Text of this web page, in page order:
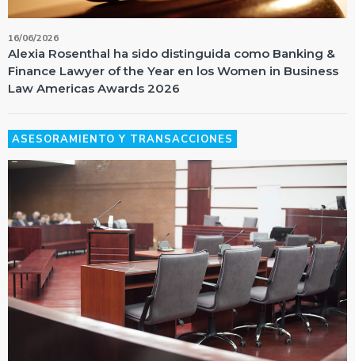
16/06/2026
Alexia Rosenthal ha sido distinguida como Banking &
Finance Lawyer of the Year en los Women in Business
Law Americas Awards 2026
ASESORAMIENTO Y TRANSACCIONES